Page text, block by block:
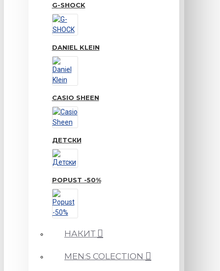
G-SHOCK
DANIEL KLEIN
CASIO SHEEN
ДЕТСКИ
POPUST -50%
НАКИТ
MEN:S COLECTION